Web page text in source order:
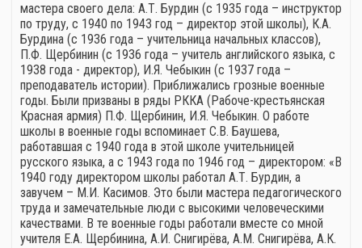
мастера своего дела: А.Т. Бурдин (с 1935 года – инструктор
по труду, с 1940 по 1943 год – директор этой школы), К.А.
Бурдина (с 1936 года – учительница начальных классов),
П.Ф. Щербинин (с 1936 года – учитель английского языка, с
1938 года - директор), И.Я. Чебыкин (с 1937 года –
преподаватель истории). Приближались грозные военные
годы. Были призваны в ряды РККА (Рабоче-крестьянская
Красная армия) П.Ф. Щербинин, И.Я. Чебыкин. О работе
школы в военные годы вспоминает С.В. Баушева,
работавшая с 1940 года в этой школе учительницей
русского языка, а с 1943 года по 1946 год – директором: «В
1940 году директором школы работал А.Т. Бурдин, а
завучем – М.И. Касимов. Это были мастера педагогического
труда и замечательные люди с высокими человеческими
качествами. В те военные годы работали вместе со мной
учителя Е.А. Щербинина, А.И. Снигирёва, А.М. Снигирёва, А.К.